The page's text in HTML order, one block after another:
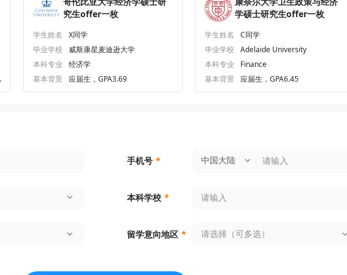
究生offer一枚
学生姓名
X同学
毕业学校
威斯康星麦迪逊大学
本科专业
经济学
基本背景
应届生，GPA3.69
学硕士研究生offer一枚
学生姓名
C同学
毕业学校
Adelaide University
本科专业
Finance
基本背景
应届生，GPA6.45
手机号 * 中国大陆
本科学校 *
留学意向地区 * 请选择（可多选）